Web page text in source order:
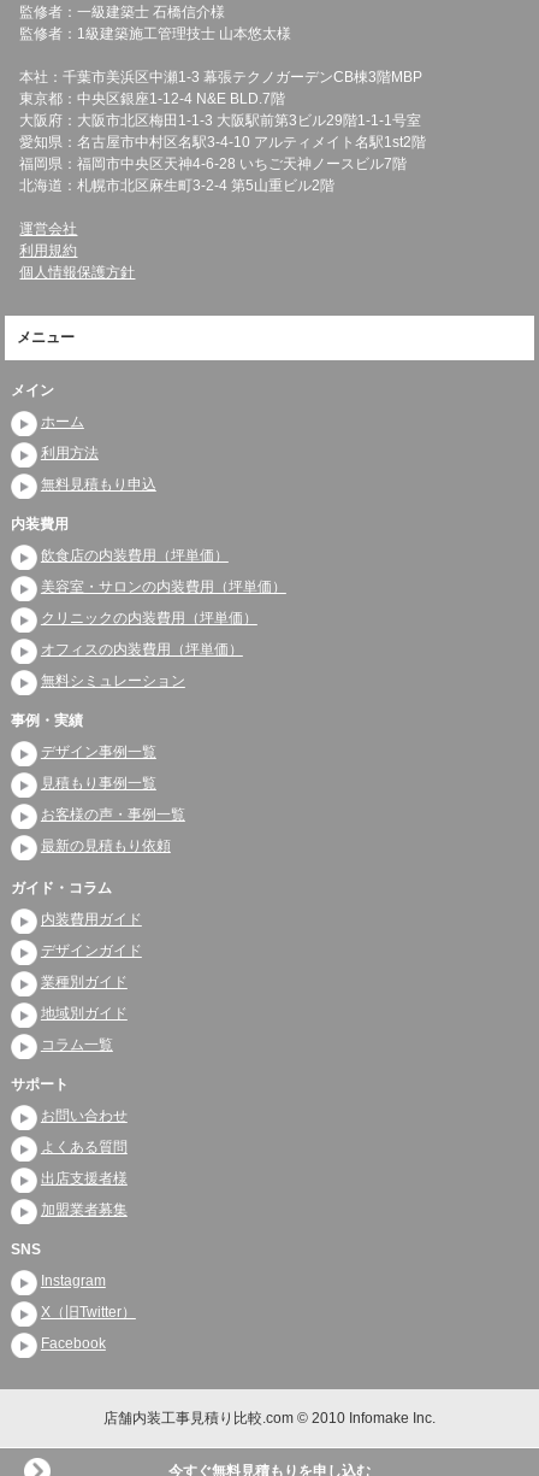
監修者：一級建築士 石橋信介様
監修者：1級建築施工管理技士 山本悠太様
本社：千葉市美浜区中瀬1-3 幕張テクノガーデンCB棟3階MBP
東京都：中央区銀座1-12-4 N&E BLD.7階
大阪府：大阪市北区梅田1-1-3 大阪駅前第3ビル29階1-1-1号室
愛知県：名古屋市中村区名駅3-4-10 アルティメイト名駅1st2階
福岡県：福岡市中央区天神4-6-28 いちご天神ノースビル7階
北海道：札幌市北区麻生町3-2-4 第5山重ビル2階
運営会社
利用規約
個人情報保護方針
メニュー
メイン
ホーム
利用方法
無料見積もり申込
内装費用
飲食店の内装費用（坪単価）
美容室・サロンの内装費用（坪単価）
クリニックの内装費用（坪単価）
オフィスの内装費用（坪単価）
無料シミュレーション
事例・実績
デザイン事例一覧
見積もり事例一覧
お客様の声・事例一覧
最新の見積もり依頼
ガイド・コラム
内装費用ガイド
デザインガイド
業種別ガイド
地域別ガイド
コラム一覧
サポート
お問い合わせ
よくある質問
出店支援者様
加盟業者募集
SNS
Instagram
X（旧Twitter）
Facebook
店舗内装工事見積り比較.com © 2010 Infomake Inc.
今すぐ無料見積もりを申し込む